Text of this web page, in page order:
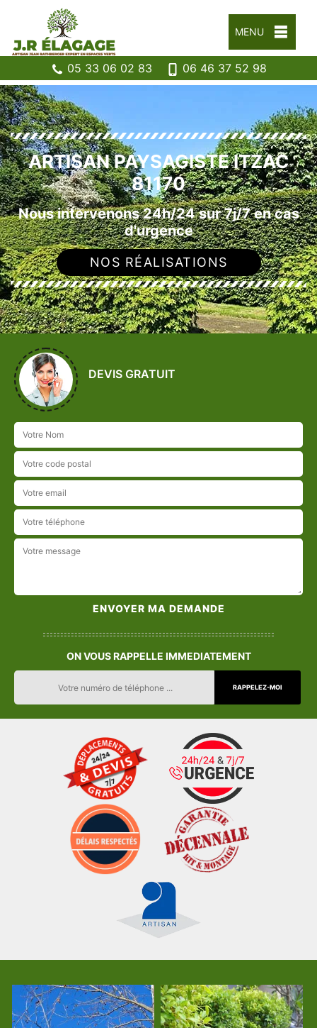
MENU
05 33 06 02 83 06 46 37 52 98
ARTISAN PAYSAGISTE ITZAC
81170
Nous intervenons 24h/24 sur 7j/7 en cas
d'urgence
NOS RÉALISATIONS
DEVIS GRATUIT
ON VOUS RAPPELLE IMMEDIATEMENT